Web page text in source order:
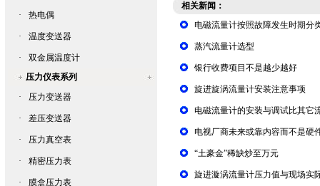
· 热电偶
· 温度变送器
·
双金属温度计
压力仪表系列
·
压力变送器
· 差压变送器
· 压力真空表
· 精密压力表
· 膜盒压力表
相关新闻：
电磁流量计按照故障发生时期分
蒸汽流量计选型
银行收费项目不是越少越好
旋进旋涡流量计安装注意事项
电磁流量计的安装与调试比其它
电视厂商未来或靠内容而不是硬
“土豪金”稀缺炒至万元
旋进漩涡流量计压力值与现场实